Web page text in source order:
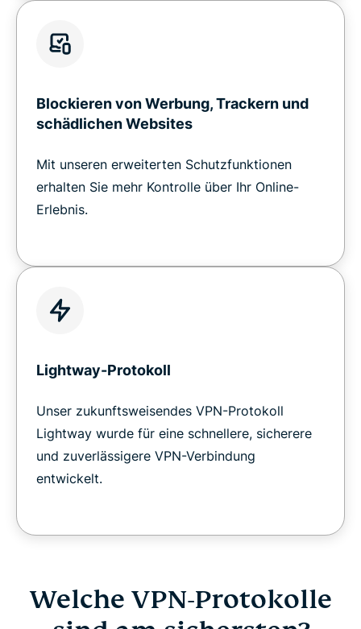
Blockieren von Werbung, Trackern und
schädlichen Websites
Mit unseren erweiterten Schutzfunktionen
erhalten Sie mehr Kontrolle über Ihr Online-
Erlebnis.
Lightway-Protokoll
Unser zukunftsweisendes VPN-Protokoll
Lightway wurde für eine schnellere, sicherere
und zuverlässigere VPN-Verbindung
entwickelt.
Welche VPN-Protokolle